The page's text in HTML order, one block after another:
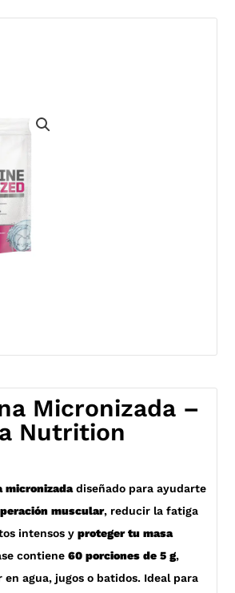
Micronizada –
Nutrition
micronizadadiseñado para ayudarte
muscular, reducir la fatiga
intensos yproteger tu masa
contiene60 porciones de 5 g,
en agua, jugos o batidos. Ideal para